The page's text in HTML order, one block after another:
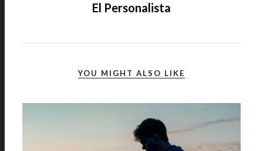
El Personalista
YOU MIGHT ALSO LIKE